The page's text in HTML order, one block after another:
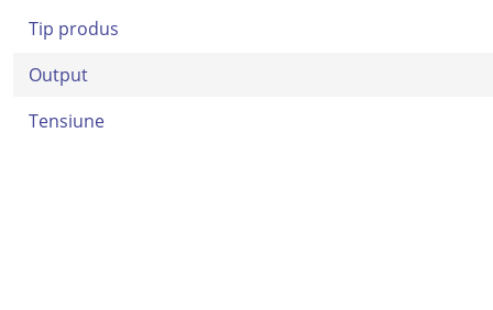
Tip produs
Output
Tensiune